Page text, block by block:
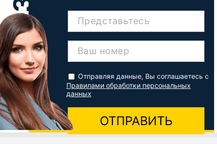
Представьтесь
Ваш номер
Отправляя данные, Вы соглашаетесь с
Правилами обработки персональных
данных
ОТПРАВИТЬ